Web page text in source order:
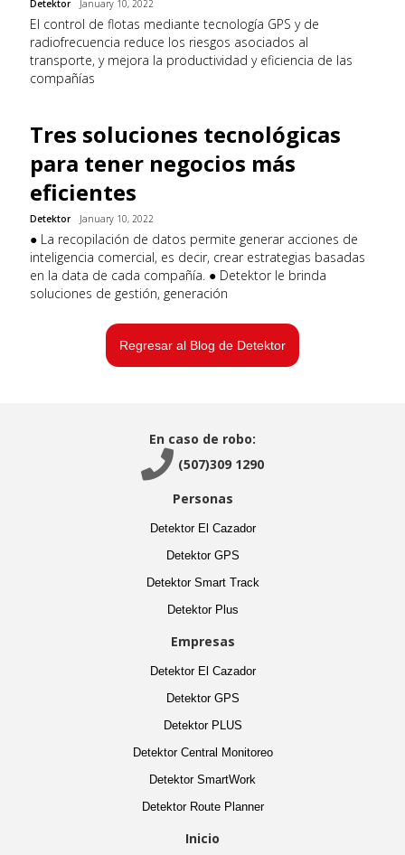
Detektor January 10, 2022
El control de flotas mediante tecnología GPS y de
radiofrecuencia reduce los riesgos asociados al
transporte, y mejora la productividad y eficiencia de las
compañías
Tres soluciones tecnológicas
para tener negocios más
eficientes
Detektor January 10, 2022
● La recopilación de datos permite generar acciones de
inteligencia comercial, es decir, crear estrategias basadas
en la data de cada compañía. ● Detektor le brinda
soluciones de gestión, generación
Regresar al Blog de Detektor
En caso de robo:
 (507)309 1290
Personas
Detektor El Cazador
Detektor GPS
Detektor Smart Track
Detektor Plus
Empresas
Detektor El Cazador
Detektor GPS
Detektor PLUS
Detektor Central Monitoreo
Detektor SmartWork
Detektor Route Planner
Inicio